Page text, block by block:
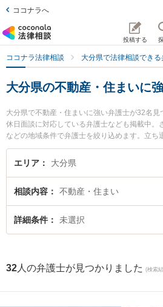
ココナラへ
投稿する
ココナラ法律相談 大分県で法律相談できる
大分県の不動産・住まいに
大分県で不動産・住まいに強い弁護士が32名
休日面談に対応している弁護士なども掲載中。
などの地域条件で弁護士を絞り込めます。立ち
約解除等の細かな分野での絞り込み検索もでき
ラ法律事務所の松本 佳織弁護士やLino法律事務
ルを今すぐに弁護士に相談したい』『不動産・
富な近くの弁護士を検索したい』『初回相談無
できる大分県内の弁護士に相談予約したい』な
エリア 大分県
相談内容 不動産・住まい
詳細条件 未選択
32 人の弁護士が見つかりました (検索